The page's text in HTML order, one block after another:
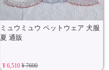
ミュウミュウ ペットウェア 犬服
夏 通販
¥ 6,510¥ 7600